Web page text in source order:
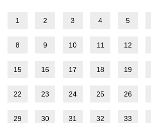
1 2 3 4 5
8 9 10 11 12
15 16 17 18 19
22 23 24 25 26
29 30 31 32 33